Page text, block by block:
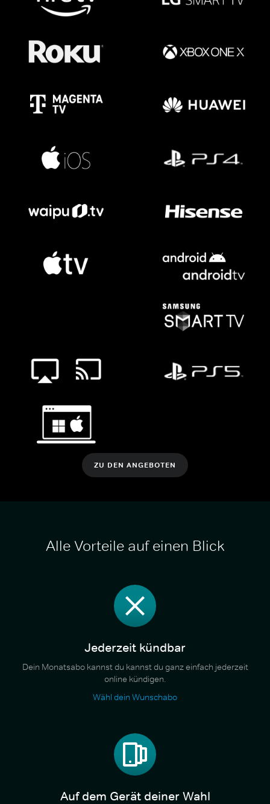
ZU DEN ANGEBOTEN
Alle Vorteile auf einen Blick
Jederzeit kündbar
Dein Monatsabo kannst du kannst du ganz einfach jederzeit
online kündigen.
Wähl dein Wunschabo
Auf dem Gerät deiner Wahl